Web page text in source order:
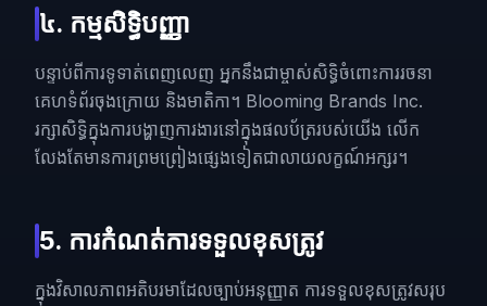
៤. កម្មសិទ្ធិបញ្ញា
បន្ទាប់ពីការទូទាត់ពេញលេញ អ្នកនឹងជាម្ចាស់សិទ្ធិចំពោះការរចនា
គេហទំព័រចុងក្រោយ និងមាតិកា។ Blooming Brands Inc.
រក្សាសិទ្ធិក្នុងការបង្ហាញការងារនៅក្នុងផលប័ត្ររបស់យើង លើក
លែងតែមានការព្រមព្រៀងផ្សេងទៀតជាលាយលក្ខណ៍អក្សរ។
5. ការកំណត់ការទទួលខុសត្រូវ
ក្នុងវិសាលភាពអតិបរមាដែលច្បាប់អនុញ្ញាត ការទទួលខុសត្រូវសរុប